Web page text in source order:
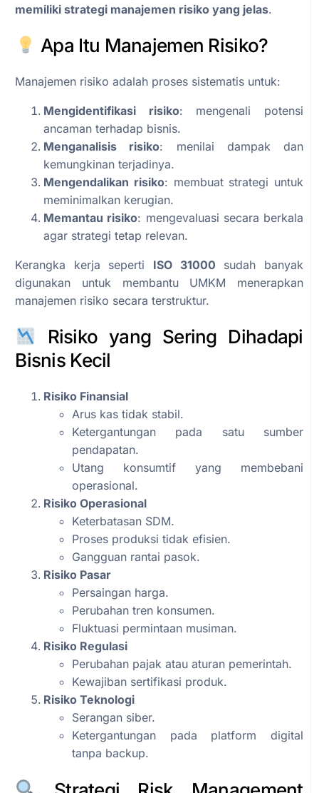
memiliki strategi manajemen risiko yang jelas.
Apa Itu Manajemen Risiko?
Manajemen risiko adalah proses sistematis untuk:
Mengidentifikasi risiko: mengenali potensi
ancaman terhadap bisnis.
Menganalisis risiko: menilai dampak dan
kemungkinan terjadinya.
Mengendalikan risiko: membuat strategi untuk
meminimalkan kerugian.
Memantau risiko: mengevaluasi secara berkala
agar strategi tetap relevan.
Kerangka kerja seperti ISO 31000 sudah banyak
digunakan untuk membantu UMKM menerapkan
manajemen risiko secara terstruktur.
Risiko yang Sering Dihadapi
Bisnis Kecil
Risiko Finansial
Arus kas tidak stabil.
Ketergantungan pada satu sumber
pendapatan.
Utang konsumtif yang membebani
operasional.
Risiko Operasional
Keterbatasan SDM.
Proses produksi tidak efisien.
Gangguan rantai pasok.
Risiko Pasar
Persaingan harga.
Perubahan tren konsumen.
Fluktuasi permintaan musiman.
Risiko Regulasi
Perubahan pajak atau aturan pemerintah.
Kewajiban sertifikasi produk.
Risiko Teknologi
Serangan siber.
Ketergantungan pada platform digital
tanpa backup.